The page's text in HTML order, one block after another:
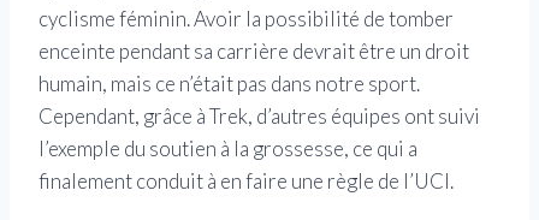
cyclisme féminin. Avoir la possibilité de tomber
enceinte pendant sa carrière devrait être un droit
humain, mais ce n’était pas dans notre sport.
Cependant, grâce à Trek, d’autres équipes ont suivi
l’exemple du soutien à la grossesse, ce qui a
finalement conduit à en faire une règle de l’UCI.